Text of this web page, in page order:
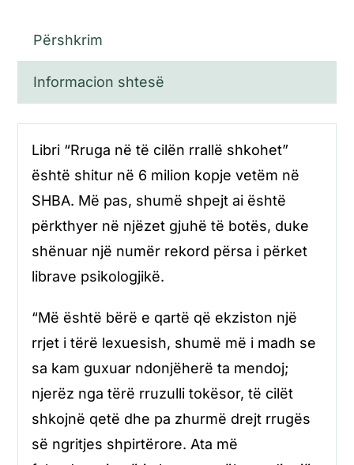
Përshkrim
Informacion shtesë
Libri “Rruga në të cilën rrallë shkohet”
është shitur në 6 milion kopje vetëm në
SHBA. Më pas, shumë shpejt ai është
përkthyer në njëzet gjuhë të botës, duke
shënuar një numër rekord përsa i përket
librave psikologjikë.
“Më është bërë e qartë që ekziston një
rrjet i tërë lexuesish, shumë më i madh se
sa kam guxuar ndonjëherë ta mendoj;
njerëz nga tërë rruzulli tokësor, të cilët
shkojnë qetë dhe pa zhurmë drejt rrugës
së ngritjes shpirtërore. Ata më